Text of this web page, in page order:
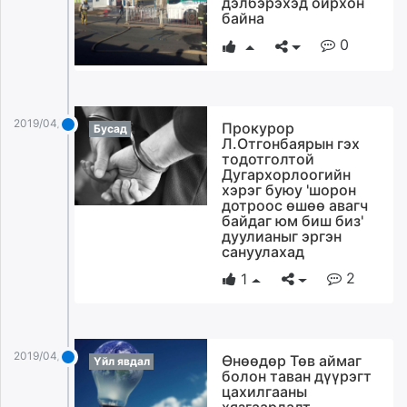
24tsag.mn
shuud.mn
ergelt.mn
asu.mn
shudarga.mn
байна
0
2019/04/08 Бусад
Прокурор
Л.Отгонбаярын гэх
тодотголтой
Дугархорлоогийн
хэрэг буюу 'шорон
дотроос өшөө авагч
байдаг юм биш биз'
дуулианыг эргэн
сануулахад
1
2
2019/04/08 Үйл явдал
Өнөөдөр Төв аймаг
болон таван дүүрэгт
цахилгааны